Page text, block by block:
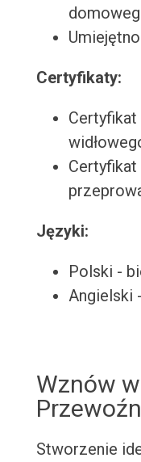
Certyfikaty:
Certyfikat
Języki:
Polski -
Angielski
Wznów
Stworzenie